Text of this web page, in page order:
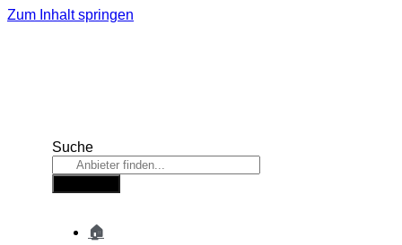
Zum Inhalt springen
Suche
🏠